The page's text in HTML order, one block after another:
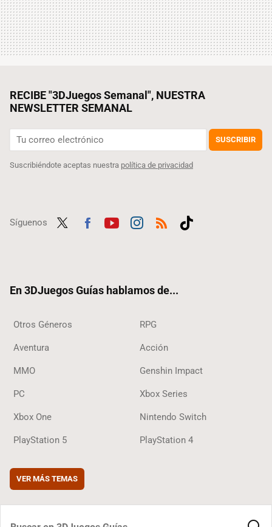
RECIBE "3DJuegos Semanal", NUESTRA
NEWSLETTER SEMANAL
SUSCRIBIR
Suscribiéndote aceptas nuestra política de privacidad
Síguenos
En 3DJuegos Guías hablamos de...
Otros Géneros RPG
Aventura Acción
MMO Genshin Impact
PC Xbox Series
Xbox One Nintendo Switch
PlayStation 5 PlayStation 4
VER MÁS TEMAS